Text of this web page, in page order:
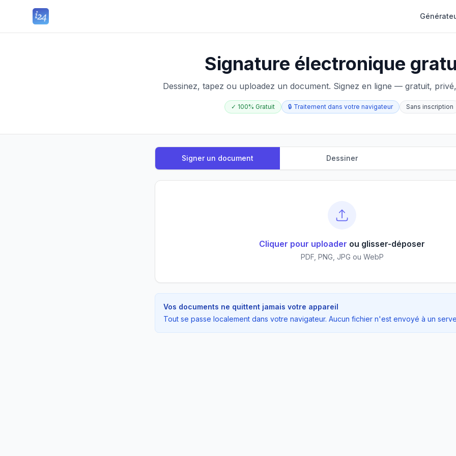
Signature électronique
Dessinez, tapez ou uploadez un document. Signez en ligne — gratuit,
✓ 100% Gratuit 🔒 Traitement dans votre navigateur Sans inscription
Signer un document Dessiner
Cliquer pour uploader ou glisser-déposer
PDF, PNG, JPG ou WebP
Vos documents ne quittent jamais votre appareil
Tout se passe localement dans votre navigateur. Aucun fichier n'est envoyé à un